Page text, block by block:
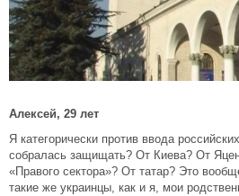
Алексей, 29 лет
Я категорически против ввода
собралась защищать? От Киева? От
«Правого сектора»? От татар? Это
такие же украинцы, как и я, мои